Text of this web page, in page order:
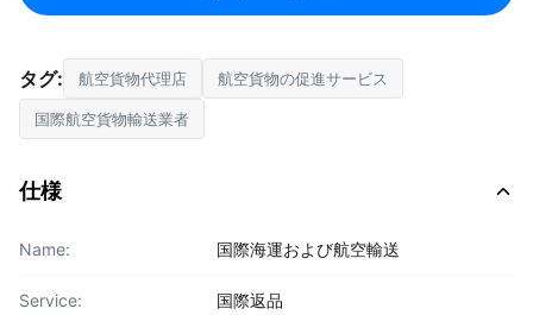
タグ: 航空貨物代理店 航空貨物の促進サービス
国際航空貨物輸送業者
仕様
Name: 国際海運および航空輸送
Service: 国際返品